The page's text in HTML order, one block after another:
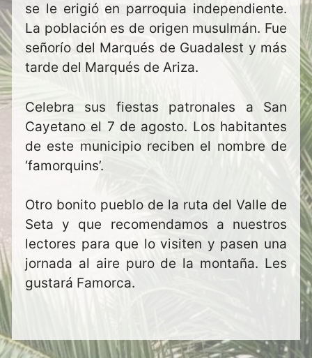
se le erigió en parroquia independiente.
La población es de origen musulmán. Fue
señorío del Marqués de Guadalest y más
tarde del Marqués de Ariza.
Celebra sus fiestas patronales a San
Cayetano el 7 de agosto. Los habitantes
de este municipio reciben el nombre de
‘famorquins’.
Otro bonito pueblo de la ruta del Valle de
Seta y que recomendamos a nuestros
lectores para que lo visiten y pasen una
jornada al aire puro de la montaña. Les
gustará Famorca.